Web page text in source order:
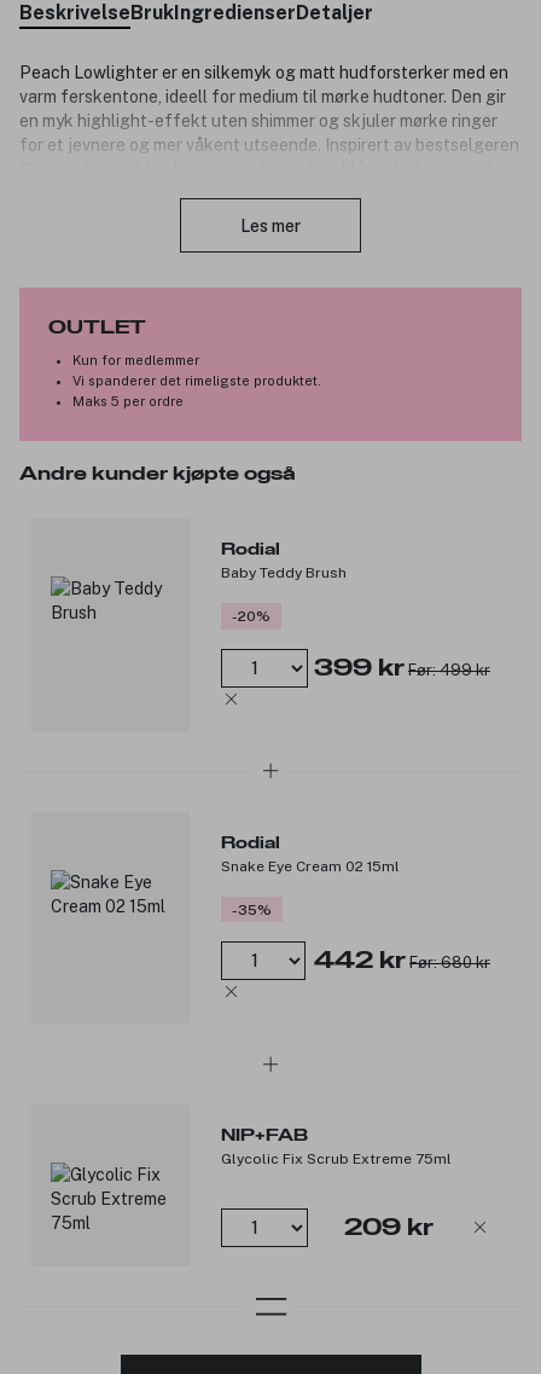
Beskrivelse Bruk Ingredienser Detaljer
Peach Lowlighter er en silkemyk og matt hudforsterker med en
varm ferskentone, ideell for medium til mørke hudtoner. Den gir
en myk highlight-effekt uten shimmer og skjuler mørke ringer
for et jevnere og mer våkent utseende. Inspirert av bestselgeren
brukes alene eller over baseprodukter for et naturlig, feilfritt
“no makeup”-utseende. Inneholder pleiende ingredienser som
Produktnummer:3327455
Les mer
OUTLET
Kun for medlemmer
Vi spanderer det rimeligste produktet.
Maks 5 per ordre
Andre kunder kjøpte også
Rodial
Baby Teddy Brush
-20%
399 kr Før: 499 kr
Rodial
Snake Eye Cream 02 15ml
-35%
442 kr Før: 680 kr
NIP+FAB
Glycolic Fix Scrub Extreme 75ml
209 kr